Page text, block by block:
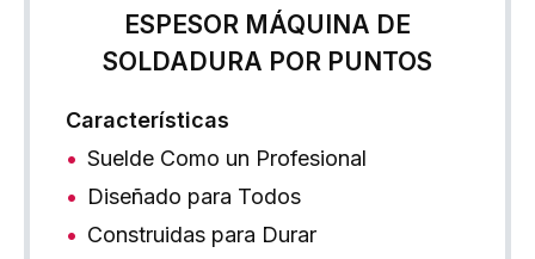
ESPESOR MÁQUINA DE
SOLDADURA POR PUNTOS
Características
Suelde Como un Profesional
Diseñado para Todos
Construidas para Durar